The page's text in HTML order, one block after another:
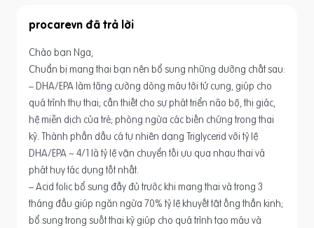
procarevn
Chào bạn Nga,
Chuẩn bị mang thai bạn nên bổ sung những dưỡng chất sau:
– DHA/EPA làm tăng cường dòng máu tới tử cung, giúp cho
quá trình thụ thai; cần thiết cho sự phát triển não bộ, thị giác,
hệ miễn dịch của trẻ; phòng ngừa các biến chứng trong thai
kỳ. Thành phần dầu cá tự nhiên dạng Triglycerid với tỷ lệ
DHA/EPA ~ 4/1 là tỷ lệ vận chuyển tối ưu qua nhau thai và
phát huy tác dụng tốt nhất.
– Acid folic bổ sung đầy đủ trước khi mang thai và trong 3
tháng đầu giúp ngăn ngừa 70% tỷ lệ khuyết tật ống thần kinh;
bổ sung trong suốt thai kỳ giúp cho quá trình tạo máu và